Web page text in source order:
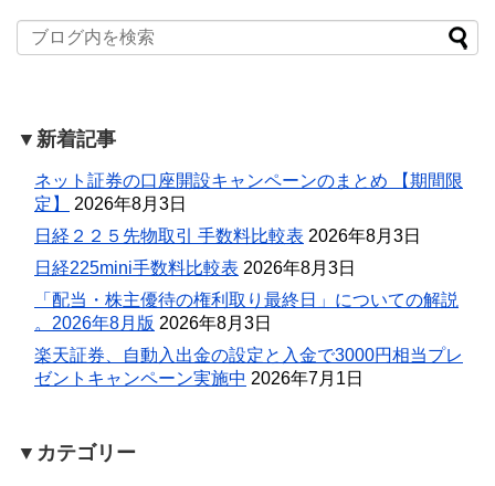
▼新着記事
ネット証券の口座開設キャンペーンのまとめ 【期間限
定】
2026年8月3日
日経２２５先物取引 手数料比較表 2026年8月3日
日経225mini手数料比較表 2026年8月3日
「配当・株主優待の権利取り最終日」についての解説
。2026年8月版 2026年8月3日
楽天証券、自動入出金の設定と入金で3000円相当プレ
ゼントキャンペーン実施中 2026年7月1日
▼カテゴリー